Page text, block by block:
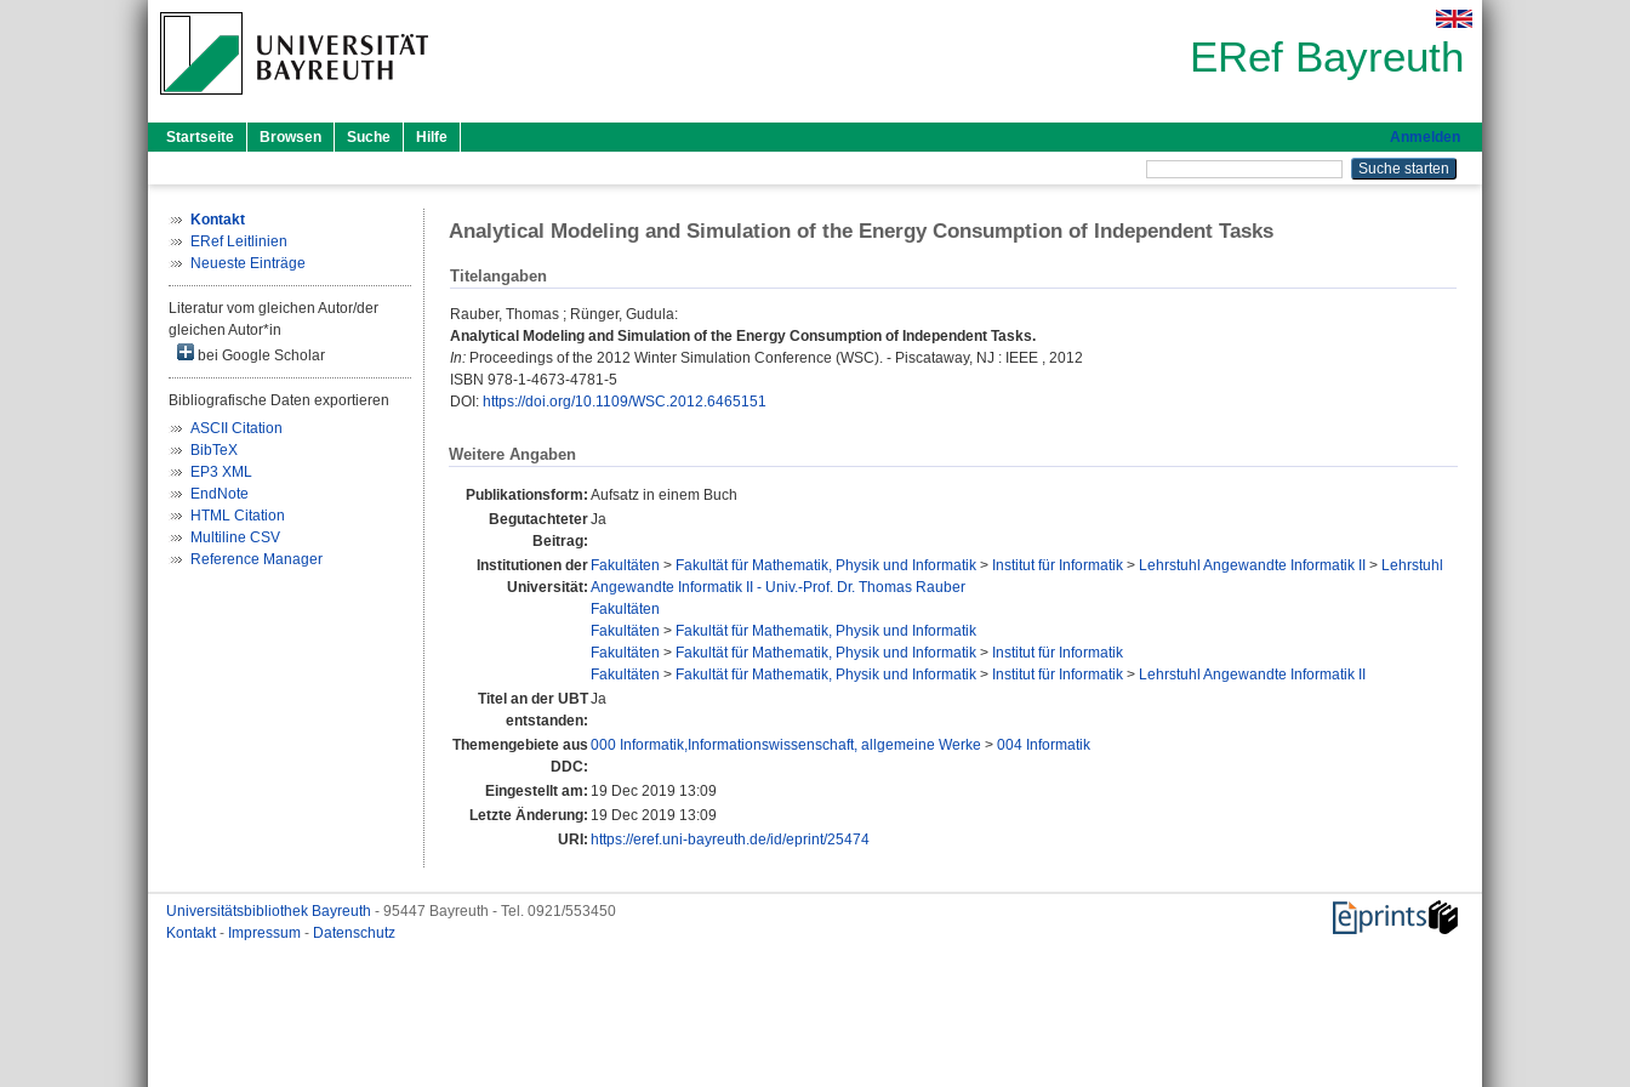
ERef Bayreuth
Startseite Browsen Suche Hilfe Anmelden
Kontakt
ERef Leitlinien
Neueste Einträge
Literatur vom gleichen Autor/der
gleichen Autor*in
bei Google Scholar
Bibliografische Daten exportieren
ASCII Citation
BibTeX
EP3 XML
EndNote
HTML Citation
Multiline CSV
Reference Manager
Analytical Modeling and Simulation of the Energy Consumption of Independent Tasks
Titelangaben
Rauber, Thomas ; Rünger, Gudula:
Analytical Modeling and Simulation of the Energy Consumption of Independent Tasks.
In: Proceedings of the 2012 Winter Simulation Conference (WSC). - Piscataway, NJ : IEEE , 2012
ISBN 978-1-4673-4781-5
DOI: https://doi.org/10.1109/WSC.2012.6465151
Weitere Angaben
Publikationsform: Aufsatz in einem Buch
Begutachteter
Beitrag:
Ja
Institutionen der
Universität:
Fakultäten > Fakultät für Mathematik, Physik und Informatik > Institut für Informatik > Lehrstuhl Angewandte Informatik II > Lehrstuhl
Angewandte Informatik II - Univ.-Prof. Dr. Thomas Rauber
Fakultäten
Fakultäten > Fakultät für Mathematik, Physik und Informatik
Fakultäten > Fakultät für Mathematik, Physik und Informatik > Institut für Informatik
Fakultäten > Fakultät für Mathematik, Physik und Informatik > Institut für Informatik > Lehrstuhl Angewandte Informatik II
Titel an der UBT
entstanden:
Ja
Themengebiete aus
DDC:
000 Informatik,Informationswissenschaft, allgemeine Werke > 004 Informatik
Eingestellt am: 19 Dec 2019 13:09
Letzte Änderung: 19 Dec 2019 13:09
URI: https://eref.uni-bayreuth.de/id/eprint/25474
Universitätsbibliothek Bayreuth - 95447 Bayreuth - Tel. 0921/553450
Kontakt- Impressum - Datenschutz